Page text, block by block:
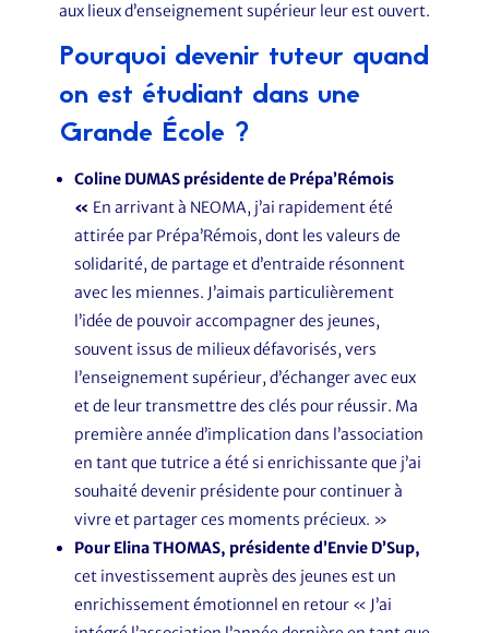
aux lieux d’enseignement supérieur leur est ouvert.
Pourquoi devenir tuteur quand
on est étudiant dans une
Grande École ?
Coline DUMAS présidente de Prépa’Rémois
« En arrivant à NEOMA, j’ai rapidement été
attirée par Prépa’Rémois, dont les valeurs de
solidarité, de partage et d’entraide résonnent
avec les miennes. J’aimais particulièrement
l’idée de pouvoir accompagner des jeunes,
souvent issus de milieux défavorisés, vers
l’enseignement supérieur, d’échanger avec eux
et de leur transmettre des clés pour réussir. Ma
première année d’implication dans l’association
en tant que tutrice a été si enrichissante que j’ai
souhaité devenir présidente pour continuer à
vivre et partager ces moments précieux. »
Pour Elina THOMAS, présidente d’Envie D’Sup,
cet investissement auprès des jeunes est un
enrichissement émotionnel en retour « J’ai